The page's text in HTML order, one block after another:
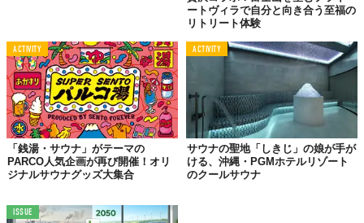
その第一弾として、静岡鉄道が運営を担う。
静岡鉄道は、2024年2月に設立された一般社団法人静岡サウナ協
議会にも参画しており、サウナを通じた地域活性化を目指してい
る。今後は、自社グループのネットワークや企画力を活かし、静
岡県を中心にサバス3号車を展開していく計画だ。
リバースは、今後も地域に根ざした鉄道会社やバス会社と連携
し、「ご当地サバス」の展開を進めていきたい考えを示してい
る。
ートヴィラで自分と向き合う至福の
リトリート体験
ACTIVITY
「銭湯・サウナ」がテーマの
PARCO人気企画が再び開催！オリ
ジナルサウナグッズ大集合
ACTIVITY
サウナの聖地「しきじ」の娘が手が
ける、沖縄・PGMホテルリゾート
のクールサウナ
ISSUE